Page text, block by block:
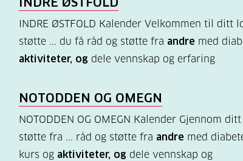
INDRE ØSTFOLD Kalender Velkommen til ditt
støtte ... du få råd og støtte fra andre med
aktiviteter, og dele vennskap og erfaring
NOTODDEN OG OMEGN
NOTODDEN OG OMEGN Kalender Gjennom
støtte fra ... råd og støtte fra andre med
kurs og aktiviteter, og dele vennskap og